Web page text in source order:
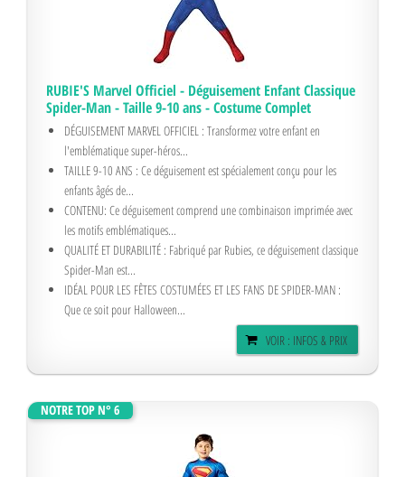
RUBIE'S Marvel Officiel - Déguisement Enfant Classique
Spider-Man - Taille 9-10 ans - Costume Complet
DÉGUISEMENT MARVEL OFFICIEL : Transformez votre enfant en
l'emblématique super-héros...
TAILLE 9-10 ANS : Ce déguisement est spécialement conçu pour les
enfants âgés de...
CONTENU: Ce déguisement comprend une combinaison imprimée avec
les motifs emblématiques...
QUALITÉ ET DURABILITÉ : Fabriqué par Rubies, ce déguisement classique
Spider-Man est...
IDÉAL POUR LES FÊTES COSTUMÉES ET LES FANS DE SPIDER-MAN :
Que ce soit pour Halloween...
VOIR : INFOS & PRIX
NOTRE TOP N° 6